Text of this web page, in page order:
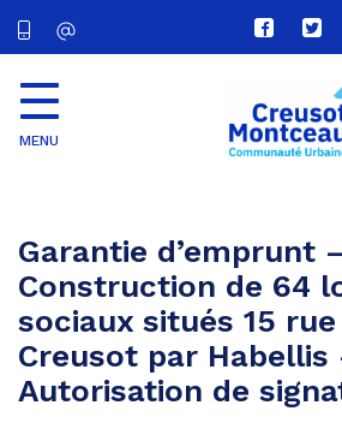
Lien
vers
compte
Facebook
Lien
vers
MENU
Garantie d’emprunt
Construction de 64
sociaux situés 15
Creusot par Habellis
Autorisation de